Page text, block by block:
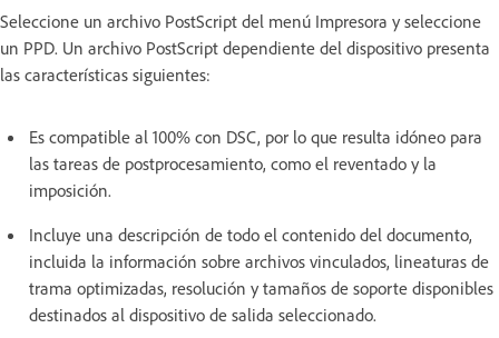
Seleccione un archivo PostScript del menú Impresora y seleccione
un PPD. Un archivo PostScript dependiente del dispositivo presenta
las características siguientes:
Es compatible al 100% con DSC, por lo que resulta idóneo para
las tareas de postprocesamiento, como el reventado y la
imposición.
Incluye una descripción de todo el contenido del documento,
incluida la información sobre archivos vinculados, lineaturas de
trama optimizadas, resolución y tamaños de soporte disponibles
destinados al dispositivo de salida seleccionado.